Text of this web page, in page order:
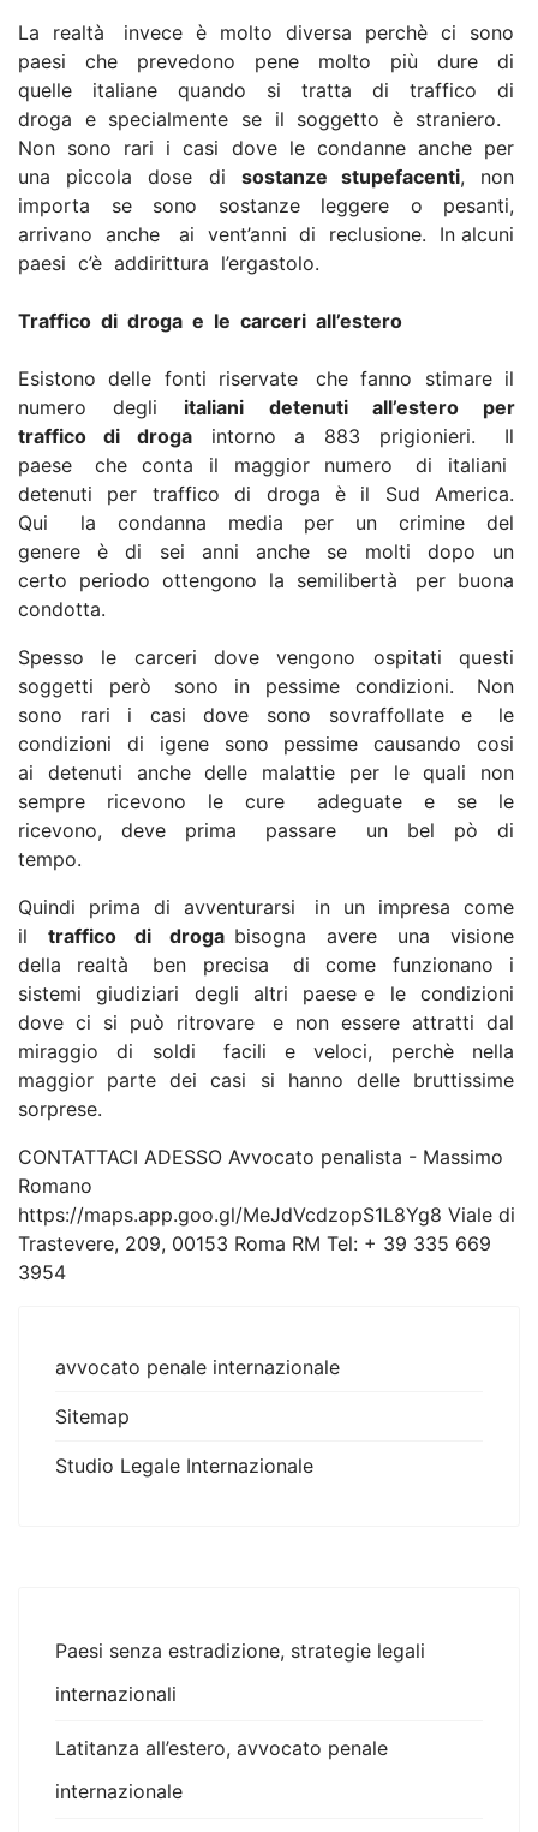
La realtà invece è molto diversa perchè ci sono
paesi che prevedono pene molto più dure di
quelle italiane quando si tratta di traffico di
droga e specialmente se il soggetto è straniero.
Non sono rari i casi dove le condanne anche per
una piccola dose di sostanze stupefacenti, non
importa se sono sostanze leggere o pesanti,
arrivano anche ai vent’anni di reclusione. In alcuni
paesi c’è addirittura l’ergastolo.
Traffico di droga e le carceri all’estero
Esistono delle fonti riservate che fanno stimare il
numero degli italiani detenuti all’estero per
traffico di drogaintorno a 883 prigionieri. Il
paese che conta il maggior numero di italiani
detenuti per traffico di droga è il Sud America.
Qui la condanna media per un crimine del
genere è di sei anni anche se molti dopo un
certo periodo ottengono la semilibertà per buona
condotta.
Spesso le carceri dove vengono ospitati questi
soggetti però sono in pessime condizioni. Non
sono rari i casi dove sono sovraffollate e le
condizioni di igene sono pessime causando cosi
ai detenuti anche delle malattie per le quali non
sempre ricevono le cure adeguate e se le
ricevono, deve prima passare un bel pò di
tempo.
Quindi prima di avventurarsi in un impresa come
il traffico di drogabisogna avere una visione
della realtà ben precisa di come funzionano i
sistemi giudiziari degli altri paese e le condizioni
dove ci si può ritrovare e non essere attratti dal
miraggio di soldi facili e veloci, perchè nella
maggior parte dei casi si hanno delle bruttissime
sorprese.
CONTATTACI ADESSO Avvocato penalista - Massimo
Romano
https://maps.app.goo.gl/MeJdVcdzopS1L8Yg8 Viale di
Trastevere, 209, 00153 Roma RM Tel: + 39 335 669
3954
avvocato penale internazionale
Sitemap
Studio Legale Internazionale
Paesi senza estradizione, strategie legali
internazionali
Latitanza all’estero, avvocato penale
internazionale